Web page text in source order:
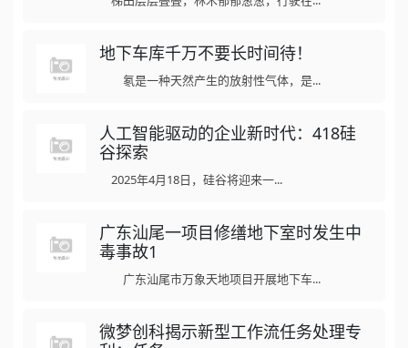
地下车库千万不要长时间待！
氡是一种天然产生的放射性气体，是...
人工智能驱动的企业新时代：418硅
谷探索
2025年4月18日，硅谷将迎来一...
广东汕尾一项目修缮地下室时发生中
毒事故1
广东汕尾市万象天地项目开展地下车...
微梦创科揭示新型工作流任务处理专